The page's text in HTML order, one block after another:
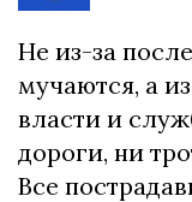
Не из-за
мучаются, а
власти и
дороги, ни
Все